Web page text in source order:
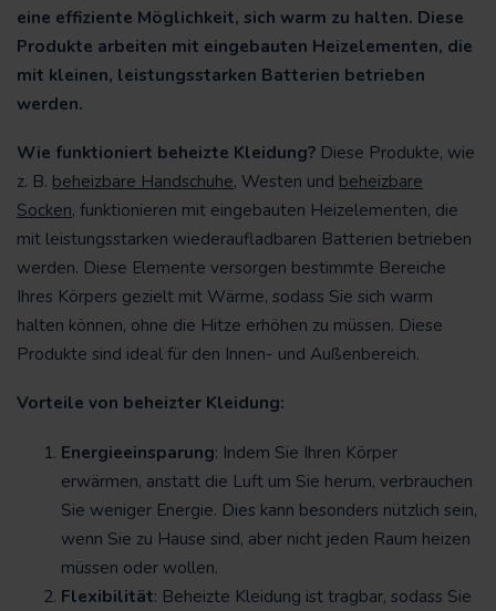
eine effiziente Möglichkeit, sich warm zu halten. Diese
Produkte arbeiten mit eingebauten Heizelementen, die
mit kleinen, leistungsstarken Batterien betrieben
werden.
Wie funktioniert beheizte Kleidung? Diese Produkte, wie
z. B. beheizbare Handschuhe, Westen und beheizbare
Socken, funktionieren mit eingebauten Heizelementen, die
mit leistungsstarken wiederaufladbaren Batterien betrieben
werden. Diese Elemente versorgen bestimmte Bereiche
Ihres Körpers gezielt mit Wärme, sodass Sie sich warm
halten können, ohne die Hitze erhöhen zu müssen. Diese
Produkte sind ideal für den Innen- und Außenbereich.
Vorteile von beheizter Kleidung:
Energieeinsparung: Indem Sie Ihren Körper
erwärmen, anstatt die Luft um Sie herum, verbrauchen
Sie weniger Energie. Dies kann besonders nützlich sein,
wenn Sie zu Hause sind, aber nicht jeden Raum heizen
müssen oder wollen.
Flexibilität: Beheizte Kleidung ist tragbar, sodass Sie